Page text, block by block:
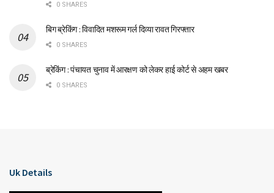
0 SHARES
बिग ब्रेकिंग : विवादित मशरूम गर्ल दिव्या रावत गिरफ्तार
0 SHARES
ब्रेकिंग : पंचायत चुनाव में आरक्षण को लेकर हाई कोर्ट से अहम खबर
0 SHARES
Uk Details